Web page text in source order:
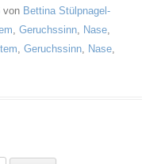
von Bettina Stülpnagel-
, Geruchssinn, Nase,
, Geruchssinn, Nase,